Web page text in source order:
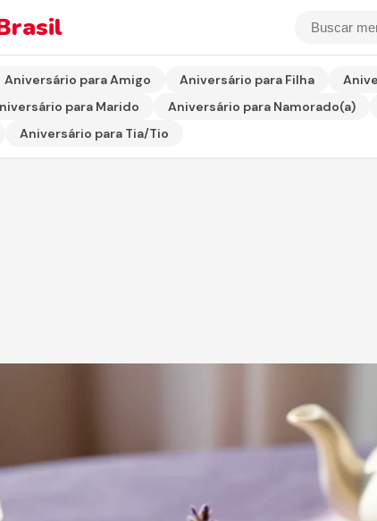
Aniversário para Amigo Aniversário para Filha
para Marido Aniversário para Namorado(a)
Aniversário para Tia/Tio